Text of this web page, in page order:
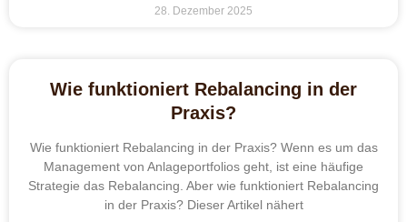
28. Dezember 2025
Wie funktioniert Rebalancing in der
Praxis?
Wie funktioniert Rebalancing in der Praxis? Wenn es um das
Management von Anlageportfolios geht, ist eine häufige
Strategie das Rebalancing. Aber wie funktioniert Rebalancing
in der Praxis? Dieser Artikel nähert